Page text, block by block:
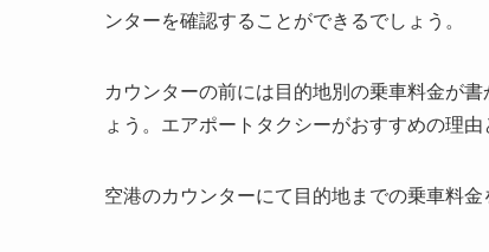
ンターを確認することができるでしょう。
カウンターの前には目的地別の乗車料金が
ょう。エアポートタクシーがおすすめの理由
空港のカウンターにて目的地までの乗車料